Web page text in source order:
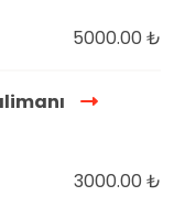
5000.00 ₺
3000.00 ₺